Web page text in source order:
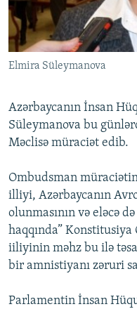
KARIKATURA
İSLAM VƏ DEMOKRATIYA
İZ - MƏDƏNIYYƏT PROQRAMI
PEŞƏ ETIKASI VƏ
MATERIALLARIMIZDAN
AZADLIQRADIOSU MOBIL
XƏBƏR BÜLLETENLƏRIMIZ
BIZI IZLƏ
RFE/RL-in bütün
Elmira Süleymanova
Azərbaycanın İnsan
Süleymanova bu
Məclisə müraciət edib.
Ombudsman
illiyi, Azərbaycanın
olunmasının və eləcə
haqqında”
iiliyinin məhz bu ilə
bir amnistiyanı zəruri
Parlamentin İnsan